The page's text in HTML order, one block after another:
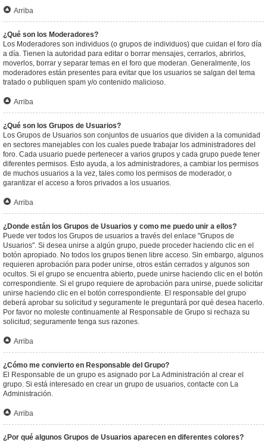
Arriba
¿Qué son los Moderadores?
Los Moderadores son individuos (o grupos de individuos) que cuidan el foro día
a día. Tienen la autoridad para editar o borrar mensajes, cerrarlos, abrirlos,
moverlos, borrar y separar temas en el foro que moderan. Generalmente, los
moderadores están presentes para evitar que los usuarios se salgan del tema
tratado o publiquen spam y/o contenido malicioso.
Arriba
¿Qué son los Grupos de Usuarios?
Los Grupos de Usuarios son conjuntos de usuarios que dividen a la comunidad
en sectores manejables con los cuales puede trabajar los administradores del
foro. Cada usuario puede pertenecer a varios grupos y cada grupo puede tener
diferentes permisos. Esto ayuda, a los administradores, a cambiar los permisos
de muchos usuarios a la vez, tales como los permisos de moderador, o
garantizar el acceso a foros privados a los usuarios.
Arriba
¿Donde están los Grupos de Usuarios y como me puedo unir a ellos?
Puede ver todos los Grupos de usuarios a través del enlace "Grupos de
Usuarios". Si desea unirse a algún grupo, puede proceder haciendo clic en el
botón apropiado. No todos los grupos tienen libre acceso. Sin embargo, algunos
requieren aprobación para poder unirse, otros están cerrados y algunos son
ocultos. Si el grupo se encuentra abierto, puede unirse haciendo clic en el botón
correspondiente. Si el grupo requiere de aprobación para unirse, puede solicitar
unirse haciendo clic en el botón correspondiente. El responsable del grupo
deberá aprobar su solicitud y seguramente le preguntará por qué desea hacerlo.
Por favor no moleste continuamente al Responsable de Grupo si rechaza su
solicitud; seguramente tenga sus razones.
Arriba
¿Cómo me convierto en Responsable del Grupo?
El Responsable de un grupo es asignado por La Administración al crear el
grupo. Si está interesado en crear un grupo de usuarios, contacte con La
Administración.
Arriba
¿Por qué algunos Grupos de Usuarios aparecen en diferentes colores?